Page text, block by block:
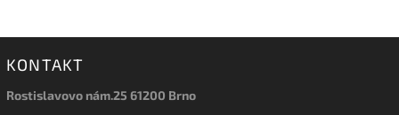
KONTAKT
Rostislavovo nám.25 61200 Brno